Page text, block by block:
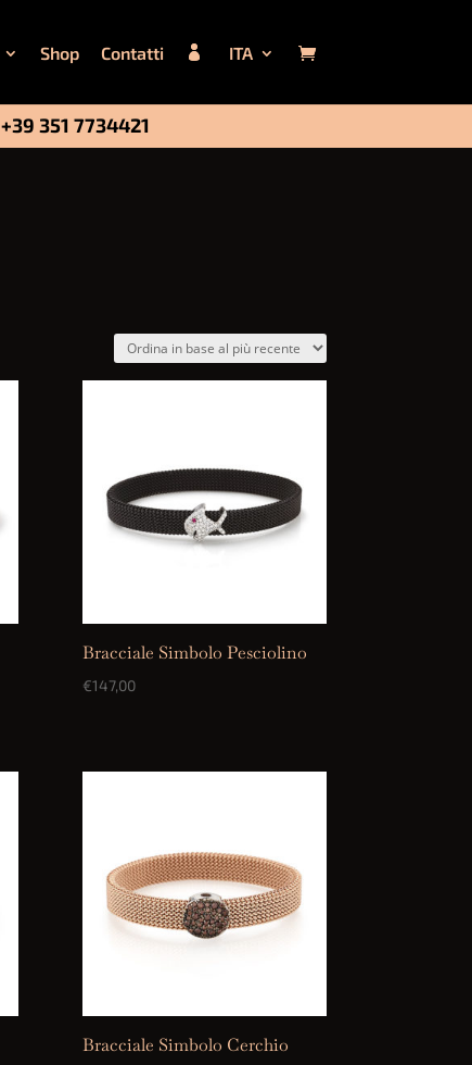
Shop Contatti ITA
+39 351 7734421
Bracciale Simbolo Pesciolino
€147,00
Bracciale Simbolo Cerchio